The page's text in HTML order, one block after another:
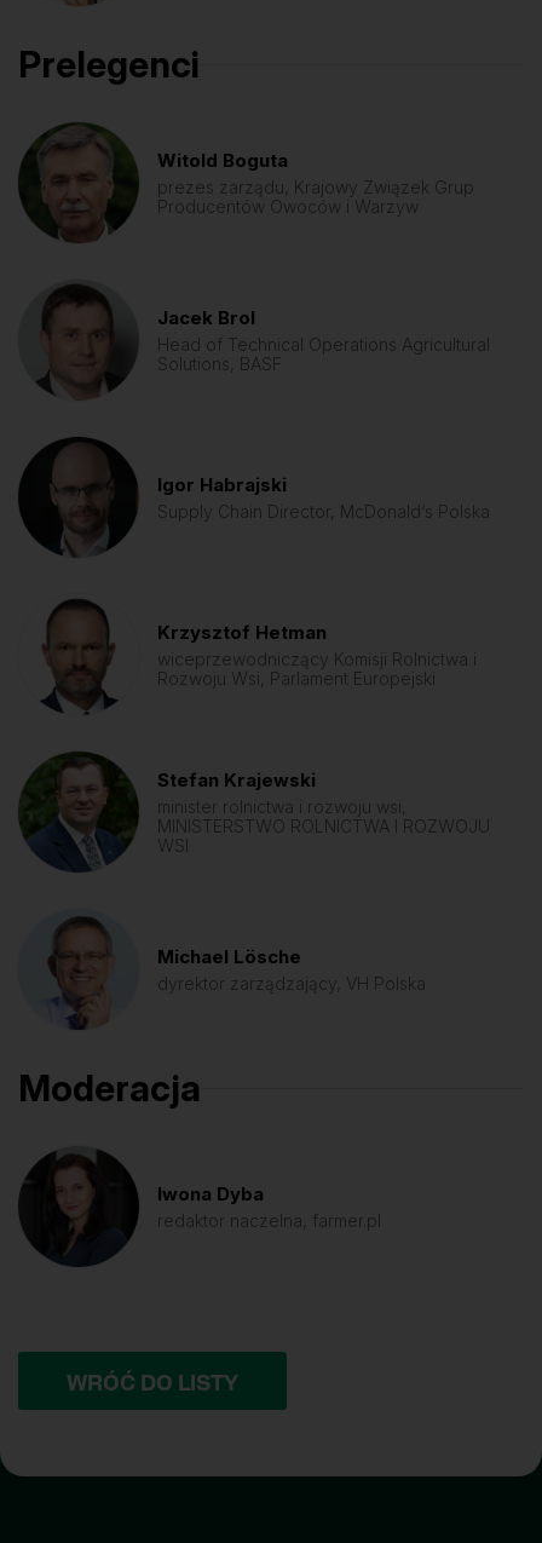
Prelegenci
Witold Boguta
prezes zarządu, Krajowy Związek Grup
Producentów Owoców i Warzyw
Jacek Brol
Head of Technical Operations Agricultural
Solutions, BASF
Igor Habrajski
Supply Chain Director, McDonald‘s Polska
Krzysztof Hetman
wiceprzewodniczący Komisji Rolnictwa i
Rozwoju Wsi, Parlament Europejski
Stefan Krajewski
minister rolnictwa i rozwoju wsi,
MINISTERSTWO ROLNICTWA I ROZWOJU
WSI
Michael Lösche
dyrektor zarządzający, VH Polska
Moderacja
Iwona Dyba
redaktor naczelna, farmer.pl
WRÓĆ DO LISTY